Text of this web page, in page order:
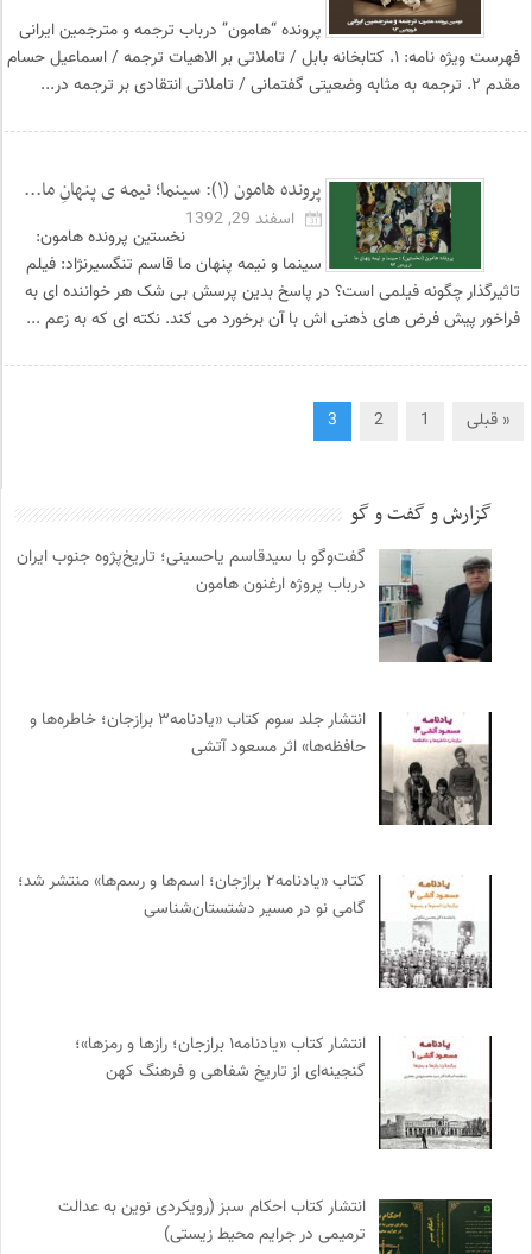
پرونده “هامون” درباب ترجمه و مترجمین ایرانی
فهرست ویژه نامه: ۱. کتابخانه بابل / تاملاتی بر الاهیات ترجمه / اسماعیل حسام
مقدم ۲. ترجمه به مثابه وضعیتی گفتمانی / تاملاتی انتقادی بر ترجمه در...
پرونده هامون (۱): سینما؛ نیمه ی پنهانِ ما...
اسفند 29, 1392
نخستین پرونده هامون:
سینما و نیمه پنهان ما قاسم تنگسیرنژاد: فیلم
تاثیرگذار چگونه فیلمی است؟ در پاسخ بدین پرسش بی شک هر خواننده ای به
فراخور پیش فرض های ذهنی اش با آن برخورد می کند. نکته ای که به زعم ...
« قبلی 1
2
3
گزارش و گفت و گو
گفت‌وگو با سیدقاسم یاحسینی؛ تاریخ‌پژوه جنوب ایران
درباب پروژه ارغنون هامون
انتشار جلد سوم کتاب «یادنامه۳ برازجان؛ خاطره‌ها و
حافظه‌ها» اثر مسعود آتشی
کتاب «یادنامه۲ برازجان؛ اسم‌ها و رسم‌ها» منتشر شد؛
گامی نو در مسیر دشتستان‌شناسی
انتشار کتاب «یادنامه۱ برازجان؛ رازها و رمزها»؛
گنجینه‌ای از تاریخ شفاهی و فرهنگ کهن
انتشار کتاب احکام سبز (رویکردی نوین به عدالت
ترمیمی در جرایم محیط‌ زیستی)